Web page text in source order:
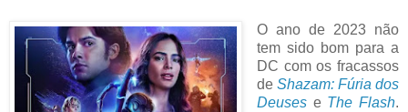
O ano de 2023 não
tem sido bom para a
DC com os fracassos
de Shazam: Fúria dos
Deusese The Flash.